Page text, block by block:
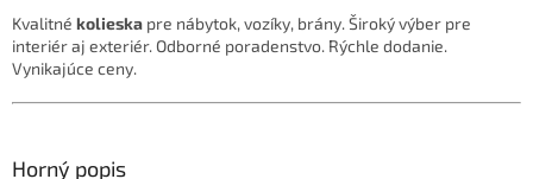
p
r
Kvalitné kolieska pre nábytok, vozíky, brány. Široký výber pre
interiér aj exteriér. Odborné poradenstvo. Rýchle dodanie.
Vynikajúce ceny.
Horný popis